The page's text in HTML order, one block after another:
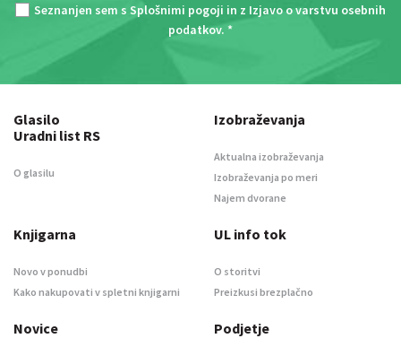
Seznanjen sem s Splošnimi pogoji in z Izjavo o varstvu osebnih
podatkov. *
Glasilo
Uradni list RS
O glasilu
Izobraževanja
Aktualna izobraževanja
Izobraževanja po meri
Najem dvorane
Knjigarna
Novo v ponudbi
Kako nakupovati v spletni knjigarni
UL info tok
O storitvi
Preizkusi brezplačno
Novice Podjetje